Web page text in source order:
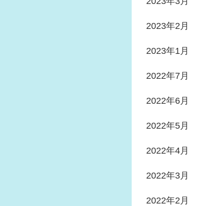
2023年2月
2023年1月
2022年7月
2022年6月
2022年5月
2022年4月
2022年3月
2022年2月